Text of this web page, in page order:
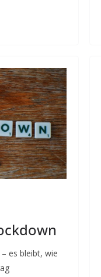
es bleibt, wie